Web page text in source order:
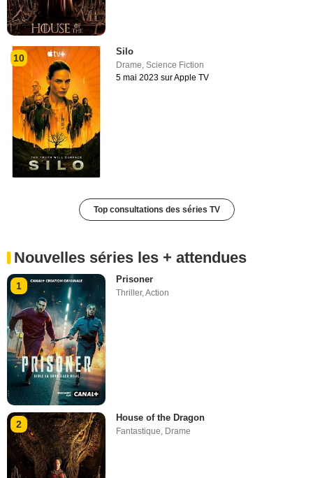
10
Silo
Drame ,Science Fiction
5 mai 2023 sur Apple TV
Top consultations des séries TV
Nouvelles séries les + attendues
1
Prisoner
Thriller,Action
2
House of the Dragon
Fantastique, Drame